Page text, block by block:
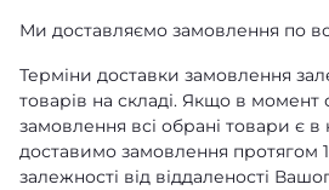
Ми доставляємо замовлення по
Терміни доставки замовлення
товарів на складі. Якщо в
замовлення всі обрані товари є в
доставимо замовлення протягом
залежності від віддаленості